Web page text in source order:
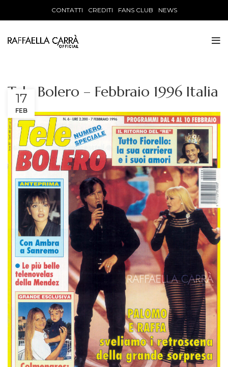
CONTATTI CREDITI FANS CLUB NEWS
Tele Bolero – Febbraio 1996 Italia
17
FEB